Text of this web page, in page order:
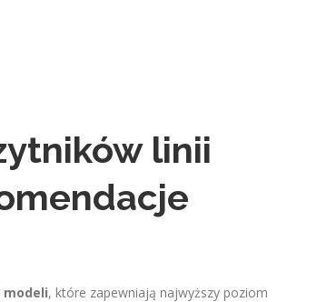
linii
modeli, które zapewniają najwyższy poziom